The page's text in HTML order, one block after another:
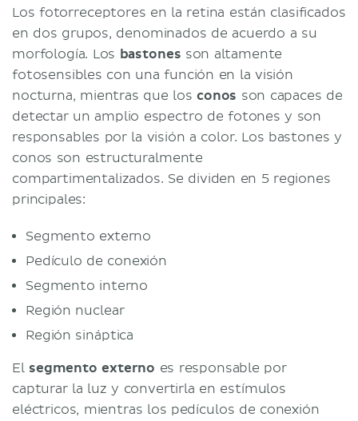
Los fotorreceptores en la retina están clasificados
en dos grupos, denominados de acuerdo a su
morfología. Los bastones son altamente
fotosensibles con una función en la visión
nocturna, mientras que losconos son capaces de
detectar un amplio espectro de fotones y son
responsables por la visión a color. Los bastones y
conos son estructuralmente
compartimentalizados. Se dividen en 5 regiones
principales:
Segmento externo
Pedículo de conexión
Segmento interno
Región nuclear
Región sináptica
El segmento externo es responsable por
capturar la luz y convertirla en estímulos
eléctricos, mientras los pedículos de conexión